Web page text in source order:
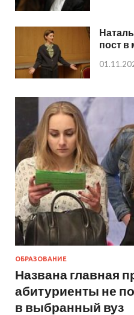
пост в
ОБРАЗОВАНИЕ
Названа главная
абитуриенты не
в выбранный вуз